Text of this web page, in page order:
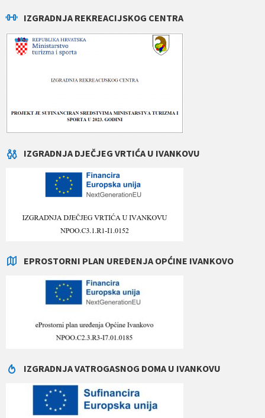
IZGRADNJA REKREACIJSKOG CENTRA
IZGRADNJA DJEČJEG VRTIĆA U IVANKOVU
EPROSTORNI PLAN UREĐENJA OPĆINE IVANKOVO
IZGRADNJA VATROGASNOG DOMA U IVANKOVU